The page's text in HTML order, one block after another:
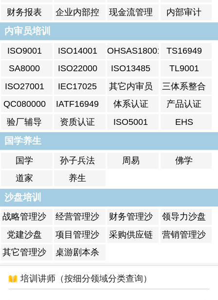
理
财务报表
企业内部控
现金流管理 内部审计
内审员培训
ISO9001 ISO14001 OHSAS18001
TS16949
SA8000
ISO22000 ISO13485
TL9001
ISO27001
IEC17025 其它内审员
三体系整合
培训
QC080000 IATF16949 体系认证
产品认证
验厂辅导
资质认证 ISO5001 EHS
国学养生
国学 孙子兵法 周易
佛学
道家
养生
沙盘培训
战略管理沙
盘
经营管理沙
盘
财务管理沙
盘
领导力沙盘
党建沙盘
项目管理沙
盘
采购供应链
营销管理沙
其它管理沙
盘
桌游剧本杀
培训讲师（按细分领域分类查询）